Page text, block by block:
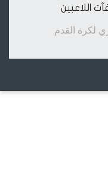
اللاعبين
لكرة القدم